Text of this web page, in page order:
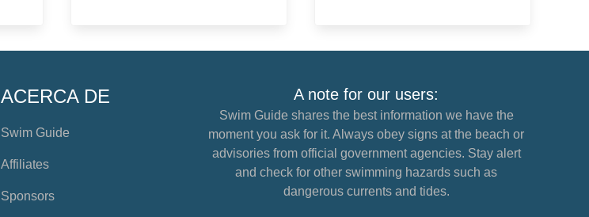
ACERCA DE
Swim Guide
Affiliates
Sponsors
A note for our users:
Swim Guide shares the best information we have the
moment you ask for it. Always obey signs at the beach or
advisories from official government agencies. Stay alert
and check for other swimming hazards such as
dangerous currents and tides.